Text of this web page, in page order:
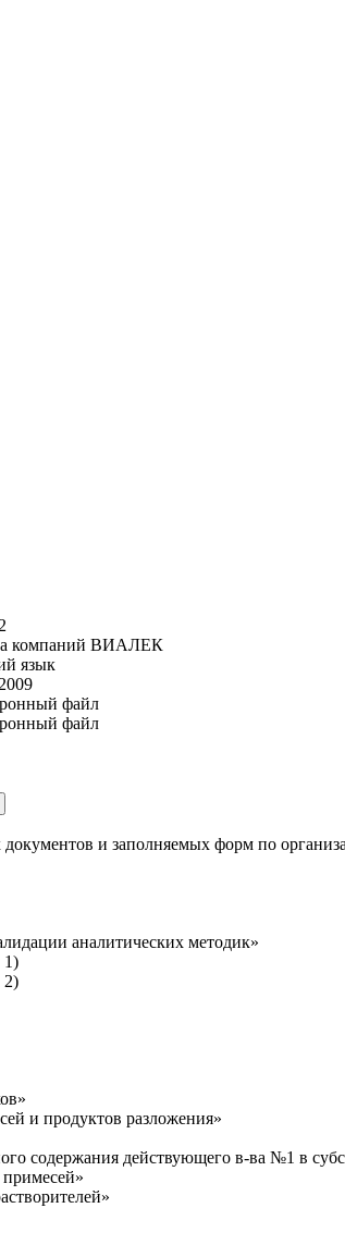
компаний ВИАЛЕК
язык
файл
файл
и заполняемых форм по
аналитических методик»
1)
2)
и продуктов разложения»
содержания действующего в-ва №1 в